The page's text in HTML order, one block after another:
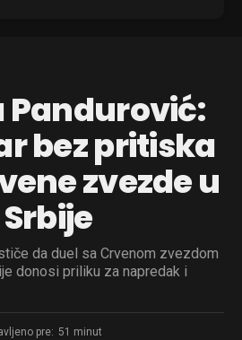
Pandurović:
bez pritiska
zvezde u
da duel sa Crvenom zvezdom
donosi priliku za napredak i
pre: 51 minut